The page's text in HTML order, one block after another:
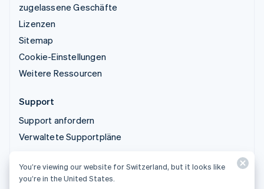
zugelassene Geschäfte
Lizenzen
Sitemap
Cookie-Einstellungen
Weitere Ressourcen
Support
Support anfordern
Verwaltete Supportpläne
© 2026 Stripe, LLC
You’re viewing our website for Switzerland, but it looks like
you’re in the United States.